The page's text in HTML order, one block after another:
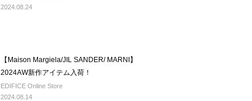
2024.08.24
【Maison Margiela/JIL SANDER/ MARNI】
2024AW新作アイテム入荷！
EDIFICE Online Store
2024.08.14